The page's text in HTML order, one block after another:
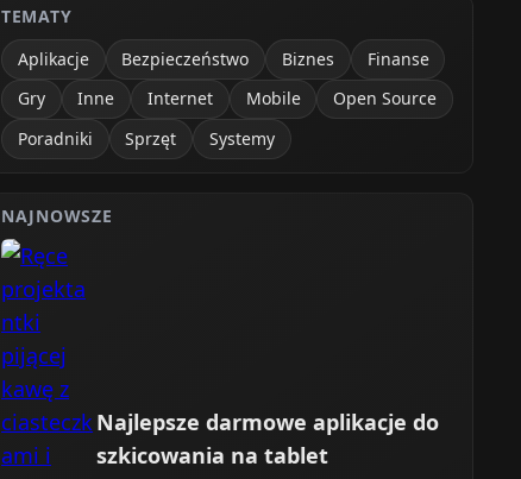
TEMATY
Aplikacje
Bezpieczeństwo Biznes
Finanse
Gry
Inne Internet Mobile
Open Source
Poradniki
Sprzęt Systemy
NAJNOWSZE
Najlepsze darmowe aplikacje do
szkicowania na tablet